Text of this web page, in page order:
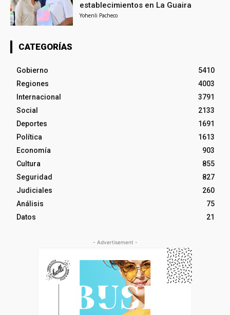
establecimientos en La Guaira
Yohenli Pacheco
CATEGORÍAS
Gobierno
5410
Regiones
4003
Internacional
3791
Social
2133
Deportes
1691
Política
1613
Economía
903
Cultura
855
Seguridad
827
Judiciales
260
Análisis
75
Datos
21
- Advertisement -